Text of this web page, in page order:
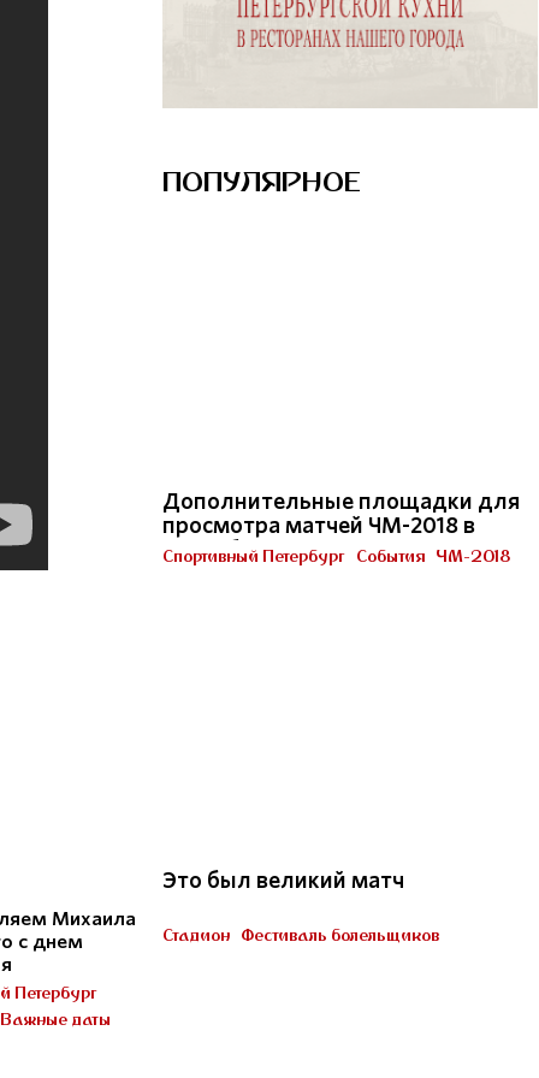
Михаила
с днем
Петербург
Важные даты
ПОПУЛЯРНОЕ
Дополнительные площадки для
просмотра матчей ЧМ-2018 в
Петербурге
Спортивный Петербург События ЧМ-2018
Это был великий матч
Стадион Фестиваль болельщиков